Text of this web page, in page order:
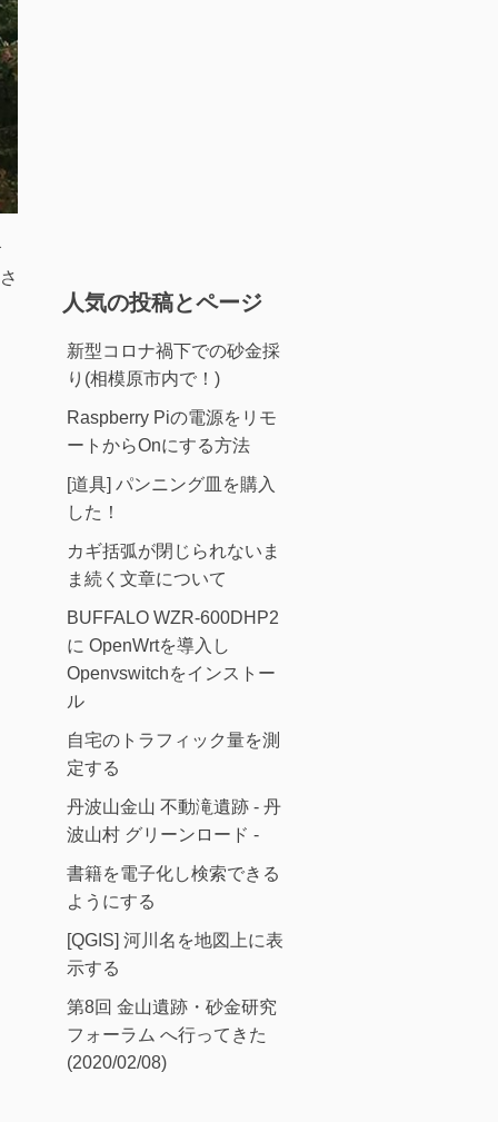
人気の投稿とページ
新型コロナ禍下での砂金採
り(相模原市内で！)
Raspberry Piの電源をリモ
ートからOnにする方法
[道具] パンニング皿を購入
した！
カギ括弧が閉じられないま
ま続く文章について
BUFFALO WZR-600DHP2
に OpenWrtを導入し
Openvswitchをインストー
ル
自宅のトラフィック量を測
定する
丹波山金山 不動滝遺跡 - 丹
波山村 グリーンロード -
書籍を電子化し検索できる
ようにする
[QGIS] 河川名を地図上に表
示する
第8回 金山遺跡・砂金研究
フォーラム へ行ってきた
(2020/02/08)